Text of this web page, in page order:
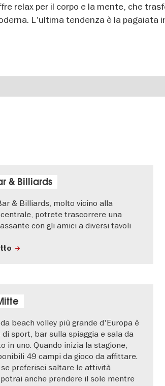
relax per il corpo e la mente, che
L'ultima tendenza è la pagaiata
& Billiards
& Billiards, molto vicino alla
potrete trascorrere una
con gli amici a diversi tavoli
beach volley più grande d'Europa è
di sport, bar sulla spiaggia e sala da
in uno. Quando inizia la stagione,
49 campi da gioco da affittare.
preferisci saltare le attività
anche prendere il sole mentre